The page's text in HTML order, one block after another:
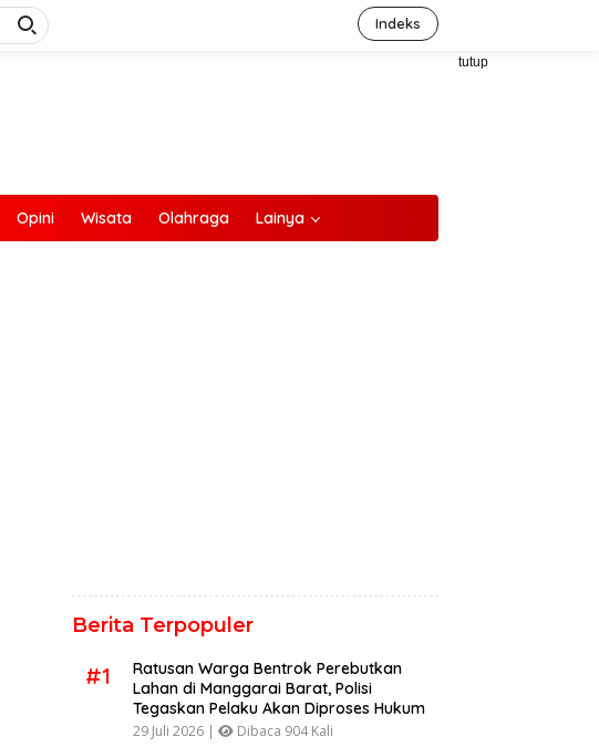
Indeks
tutup
Opini Wisata Olahraga Lainya
Berita Terpopuler
#1
Ratusan Warga Bentrok Perebutkan
Lahan di Manggarai Barat, Polisi
Tegaskan Pelaku Akan Diproses Hukum
29 Juli 2026 | Dibaca 904 Kali